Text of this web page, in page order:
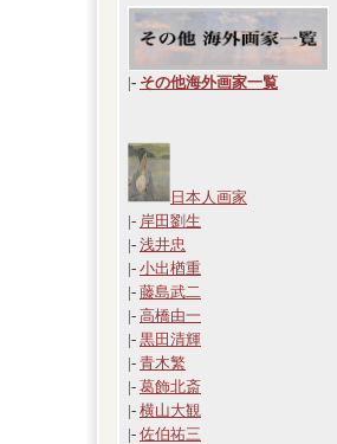
|- その他海外画家一覧
日本人画家
|- 岸田劉生
|- 浅井忠
|- 小出楢重
|- 藤島武二
|- 高橋由一
|- 黒田清輝
|- 青木繁
|- 葛飾北斎
|- 横山大観
|- 佐伯祐三